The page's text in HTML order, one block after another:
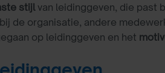
stijl van leidinggeven, die past
de organisatie, andere
op leidinggeven en het